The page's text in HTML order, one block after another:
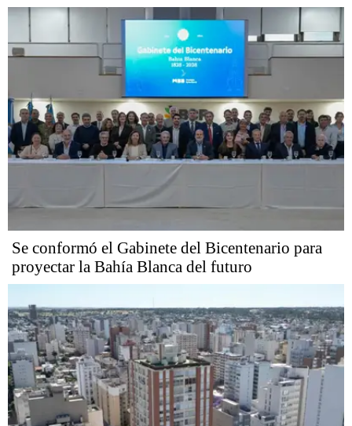
Se conformó el Gabinete del Bicentenario para
proyectar la Bahía Blanca del futuro